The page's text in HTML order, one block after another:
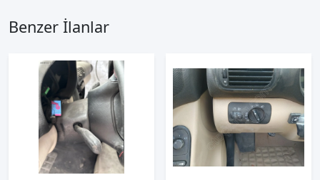
Benzer İlanlar